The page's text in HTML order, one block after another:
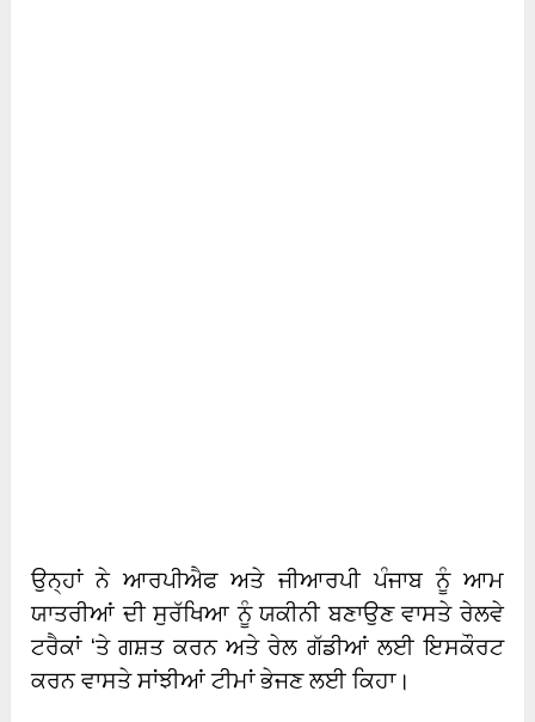
ਉਨ੍ਹਾਂ ਨੇ ਆਰਪੀਐਫ ਅਤੇ ਜੀਆਰਪੀ ਪੰਜਾਬ ਨੂੰ ਆਮ
ਯਾਤਰੀਆਂ ਦੀ ਸੁਰੱਖਿਆ ਨੂੰ ਯਕੀਨੀ ਬਣਾਉਣ ਵਾਸਤੇ ਰੇਲਵੇ
ਟਰੈਕਾਂ ‘ਤੇ ਗਸ਼ਤ ਕਰਨ ਅਤੇ ਰੇਲ ਗੱਡੀਆਂ ਲਈ ਇਸਕੌਰਟ
ਕਰਨ ਵਾਸਤੇ ਸਾਂਝੀਆਂ ਟੀਮਾਂ ਭੇਜਣ ਲਈ ਕਿਹਾ।